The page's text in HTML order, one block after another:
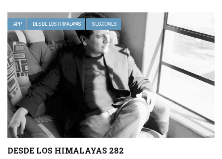
APP DESDE LOS HIMALAYAS SECCIONES
DESDE LOS HIMALAYAS 282